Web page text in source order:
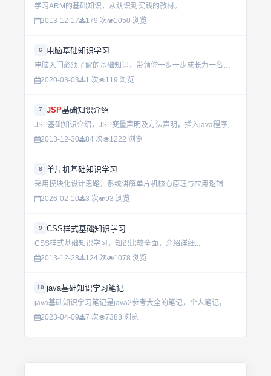
学习ARM的基础知识，从认识到实践的教材。...
2013-12-17
179 次 1050 浏览
6 电脑基础知识学习
电脑入门必须了解的基础知识，带领你一步一步成长为一名电脑高手！...
2020-03-03
1 次 119 浏览
7 JSP基础知识介绍
JSP基础知识介绍，JSP变量声明及方法声明，插入java程序,编程技巧...
2013-12-30
84 次 1222 浏览
8 单片机基础知识学习
采用模块化设计思路，系统讲解单片机核心原理与应用逻辑，涵盖引脚配置、中断处理及基础编程实践。基于标准C语言实现，适配主流开发板，提升实际开发能力。...
2026-02-10
3 次 93 浏览
9 CSS样式基础知识学习
CSS样式基础知识学习，知识比较全面，介绍详细...
2013-12-28
124 次 1078 浏览
10 java基础知识学习笔记
java基础知识学习笔记是java2参考大全的笔记，个人笔记，不喜勿喷。 ...
2023-04-09
7 次 7388 浏览